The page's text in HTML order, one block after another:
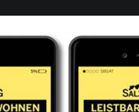
Downloads International